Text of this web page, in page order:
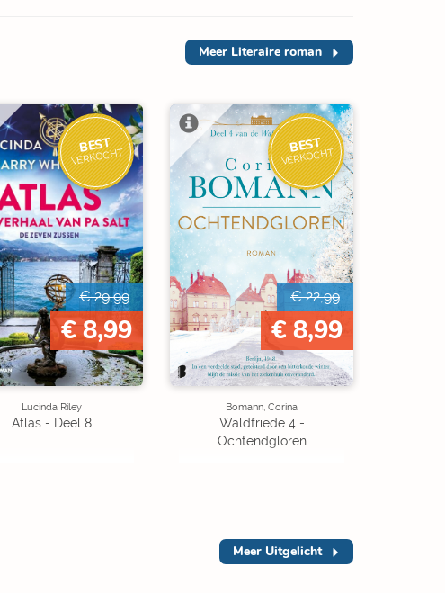
Meer Literaire roman
BEST
VERKOCHT
€ 29,99
€ 8,99
Lucinda Riley
Atlas - Deel 8
BEST
VERKOCHT
€ 22,99
€ 8,99
Bomann, Corina
Waldfriede 4 -
Ochtendgloren
Meer Uitgelicht